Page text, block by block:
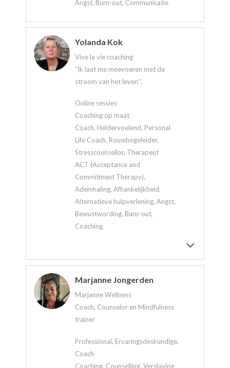
Angst, Burn-out, Communicatie
Yolanda Kok
Vive la vie coaching
“Ik laat me meevoeren met de
stroom van het leven’’.
Online sessies
Coaching op maat
Coach, Heldervoelend, Personal
Life Coach, Rouwbegeleider,
Stresscounsellor, Therapeut
ACT (Acceptance and
Commitment Therapy),
Ademhaling, Afhankelijkheid,
Alternatieve hulpverlening, Angst,
Bewustwording, Burn-out,
Coaching
Marjanne Jongerden
Marjanne Wellness
Coach, Counselor en Mindfulness
trainer
Professional, Ervaringsdeskundige,
Coach
Coaching, Counselling, Verslaving